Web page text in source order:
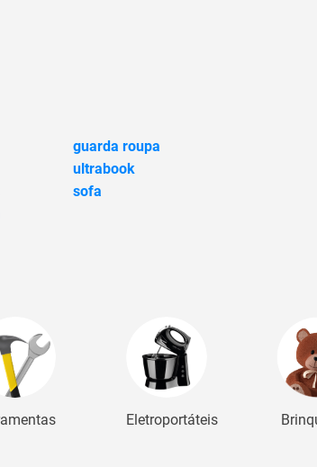
guarda roupa
ultrabook
sofa
Eletroportáteis